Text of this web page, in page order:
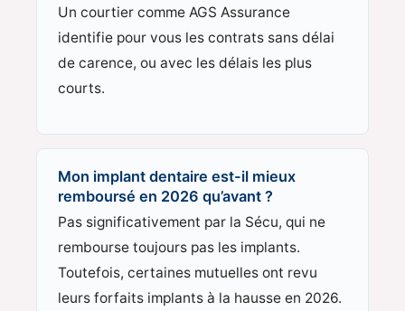
Un courtier comme AGS Assurance
identifie pour vous les contrats sans délai
de carence, ou avec les délais les plus
courts.
Mon implant dentaire est-il mieux
remboursé en 2026 qu’avant ?
Pas significativement par la Sécu, qui ne
rembourse toujours pas les implants.
Toutefois, certaines mutuelles ont revu
leurs forfaits implants à la hausse en 2026.